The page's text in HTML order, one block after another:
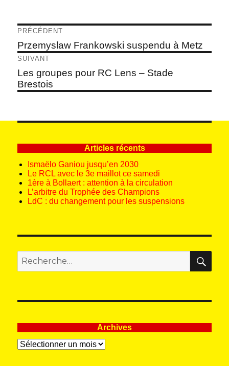
Navigation
de
l’article
PRÉCÉDENT
Article
précédent :
Przemyslaw Frankowski suspendu à Metz
SUIVANT
Article
suivant :
Les groupes pour RC Lens – Stade
Brestois
Articles récents
Ismaëlo Ganiou jusqu’en 2030
Le RCL avec le 3e maillot ce samedi
1ère à Bollaert : attention à la circulation
L’arbitre du Trophée des Champions
LdC : du changement pour les suspensions
pour
:
Archives
Archives